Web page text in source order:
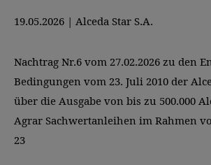
19.05.2026 | Alceda Star S.A.
Nachtrag Nr.6 vom 27.02.2026 zu den
Bedingungen vom 23. Juli 2010 der
über die Ausgabe von bis zu 500.000
Agrar Sachwertanleihen im Rahmen
23